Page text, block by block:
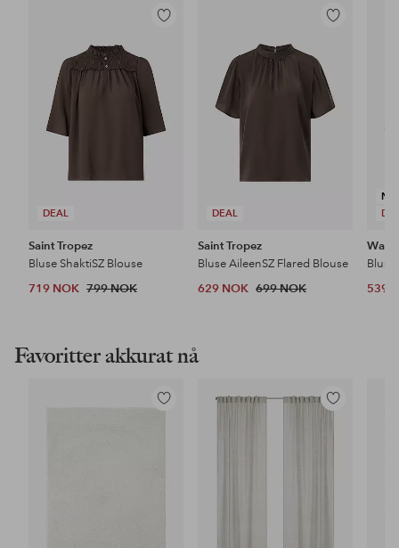
DEAL
Legg
Saint Tropez
Bluse ShaktiSZ Blouse
719 NOK 799 NOK
DEAL
Legg
Saint Tropez
Bluse AileenSZ Flared Blouse
629 NOK 699 NOK
539
Favoritter akkurat nå
Legg
Legg